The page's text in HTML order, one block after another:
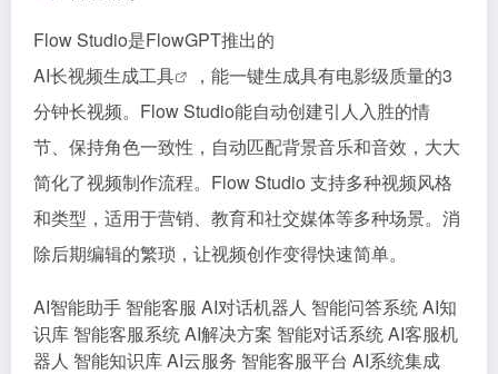
Flow Studio是FlowGPT推出的
AI长视频生成工具
，能一键生成具有电影级质量的3
分钟长视频。Flow Studio能自动创建引人入胜的情
节、保持角色一致性，自动匹配背景音乐和音效，大大
简化了视频制作流程。Flow Studio 支持多种视频风格
和类型，适用于营销、教育和社交媒体等多种场景。消
除后期编辑的繁琐，让视频创作变得快速简单。
AI智能助手 智能客服 AI对话机器人 智能问答系统AI知
识库 智能客服系统AI解决方案 智能对话系统AI客服机
器人 智能知识库AI云服务 智能客服平台 AI系统集成